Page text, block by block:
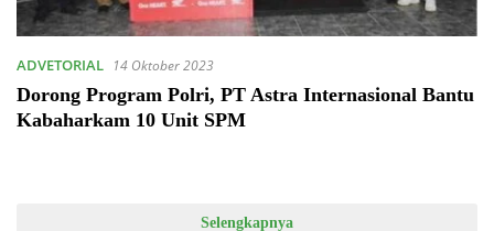
ADVETORIAL 14 Oktober 2023
Dorong Program Polri, PT Astra Internasional Bantu
Kabaharkam 10 Unit SPM
Selengkapnya